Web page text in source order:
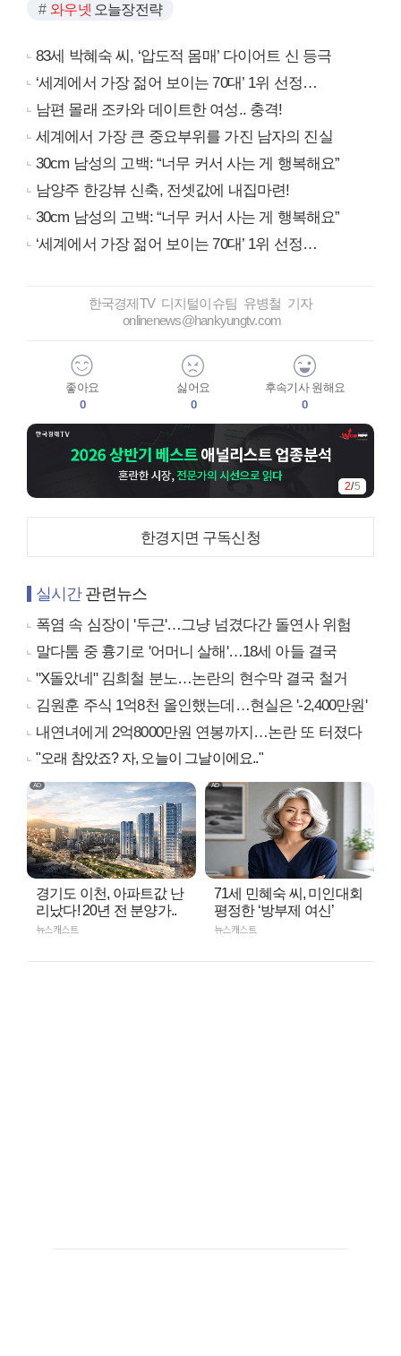
와우넷 오늘장전략
83세 박혜숙 씨, ‘압도적 몸매’ 다이어트 신 등극
‘세계에서 가장 젊어 보이는 70대’ 1위 선정…
남편 몰래 조카와 데이트한 여성.. 충격!
세계에서 가장 큰 중요부위를 가진 남자의 진실
30cm 남성의 고백: “너무 커서 사는 게 행복해요”
남양주 한강뷰 신축, 전셋값에 내집마련!
30cm 남성의 고백: “너무 커서 사는 게 행복해요”
‘세계에서 가장 젊어 보이는 70대’ 1위 선정…
한국경제TV 디지털이슈팀 유병철 기자
onlinenews@hankyungtv.com
좋아요
0
싫어요
0
후속기사 원해요
0
3/5
한경지면 구독신청
실시간관련뉴스
폭염 속 심장이 '두근'…그냥 넘겼다간 돌연사 위험
말다툼 중 흉기로 '어머니 살해'…18세 아들 결국
"X돌았네" 김희철 분노…논란의 현수막 결국 철거
김원훈 주식 1억8천 올인했는데…현실은 '-2,400만원'
내연녀에게 2억8000만원 연봉까지…논란 또 터졌다
"오래 참았죠? 자, 오늘이 그날이에요.."
경기도 이천, 아파트값 난
리났다! 20년 전 분양가..
뉴스캐스트
71세 민혜숙 씨, 미인대회
평정한 ‘방부제 여신’
뉴스캐스트